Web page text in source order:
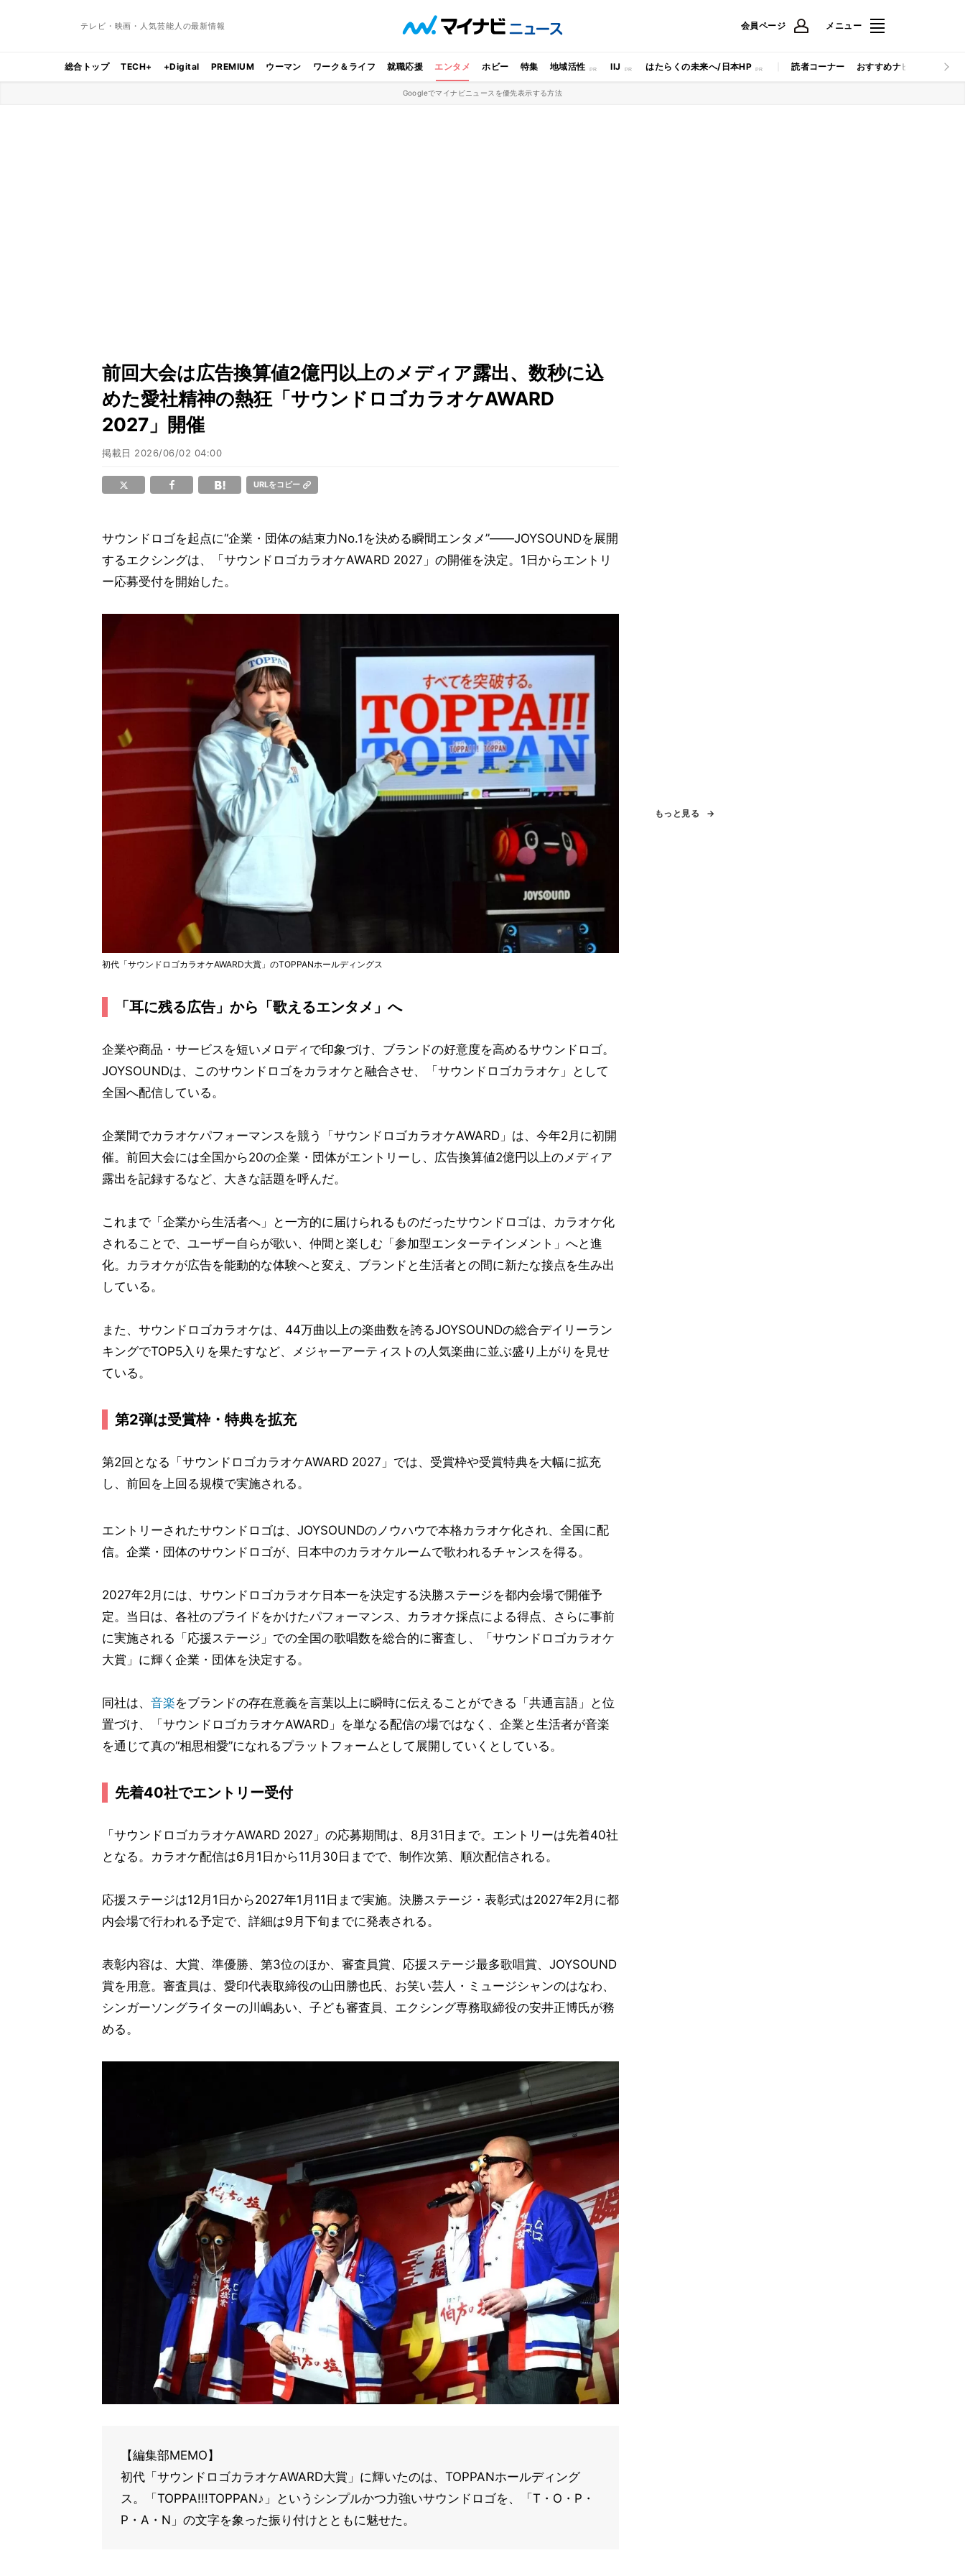
テレビ・映画・人気芸能人の最新情報 会員ページ メニュー
総合トップ TECH+ +Digital PREMIUM ウーマン ワーク＆ライフ 就職応援 エンタメ ホビー 特集 地域活性 IIJ はたらくの未来へ/日本HP 読者コーナー おすすめナビ マイナビ
Googleでマイナビニュースを優先表示する方法
前回大会は広告換算値2億円以上のメディア露出、数秒に込
めた愛社精神の熱狂「サウンドロゴカラオケAWARD
2027」開催
掲載日 2026/06/02 04:00
URLをコピー
サウンドロゴを起点に“企業・団体の結束力No.1を決める瞬間エンタメ”――JOYSOUNDを展開
するエクシングは、「サウンドロゴカラオケAWARD 2027」の開催を決定。1日からエントリ
ー応募受付を開始した。
初代「サウンドロゴカラオケAWARD大賞」のTOPPANホールディングス
「耳に残る広告」から「歌えるエンタメ」へ
企業や商品・サービスを短いメロディで印象づけ、ブランドの好意度を高めるサウンドロゴ。
JOYSOUNDは、このサウンドロゴをカラオケと融合させ、「サウンドロゴカラオケ」として
全国へ配信している。
企業間でカラオケパフォーマンスを競う「サウンドロゴカラオケAWARD」は、今年2月に初開
催。前回大会には全国から20の企業・団体がエントリーし、広告換算値2億円以上のメディア
露出を記録するなど、大きな話題を呼んだ。
これまで「企業から生活者へ」と一方的に届けられるものだったサウンドロゴは、カラオケ化
されることで、ユーザー自らが歌い、仲間と楽しむ「参加型エンターテインメント」へと進
化。カラオケが広告を能動的な体験へと変え、ブランドと生活者との間に新たな接点を生み出
している。
また、サウンドロゴカラオケは、44万曲以上の楽曲数を誇るJOYSOUNDの総合デイリーラン
キングでTOP5入りを果たすなど、メジャーアーティストの人気楽曲に並ぶ盛り上がりを見せ
ている。
第2弾は受賞枠・特典を拡充
第2回となる「サウンドロゴカラオケAWARD 2027」では、受賞枠や受賞特典を大幅に拡充
し、前回を上回る規模で実施される。
エントリーされたサウンドロゴは、JOYSOUNDのノウハウで本格カラオケ化され、全国に配
信。企業・団体のサウンドロゴが、日本中のカラオケルームで歌われるチャンスを得る。
2027年2月には、サウンドロゴカラオケ日本一を決定する決勝ステージを都内会場で開催予
定。当日は、各社のプライドをかけたパフォーマンス、カラオケ採点による得点、さらに事前
に実施される「応援ステージ」での全国の歌唱数を総合的に審査し、「サウンドロゴカラオケ
大賞」に輝く企業・団体を決定する。
同社は、 音楽をブランドの存在意義を言葉以上に瞬時に伝えることができる「共通言語」と位
置づけ、「サウンドロゴカラオケAWARD」を単なる配信の場ではなく、企業と生活者が音楽
を通じて真の“相思相愛”になれるプラットフォームとして展開していくとしている。
先着40社でエントリー受付
「サウンドロゴカラオケAWARD 2027」の応募期間は、8月31日まで。エントリーは先着40社
となる。カラオケ配信は6月1日から11月30日までで、制作次第、順次配信される。
応援ステージは12月1日から2027年1月11日まで実施。決勝ステージ・表彰式は2027年2月に都
内会場で行われる予定で、詳細は9月下旬までに発表される。
表彰内容は、大賞、準優勝、第3位のほか、審査員賞、応援ステージ最多歌唱賞、JOYSOUND
賞を用意。審査員は、愛印代表取締役の山田勝也氏、お笑い芸人・ミュージシャンのはなわ、
シンガーソングライターの川嶋あい、子ども審査員、エクシング専務取締役の安井正博氏が務
める。
【編集部MEMO】
初代「サウンドロゴカラオケAWARD大賞」に輝いたのは、TOPPANホールディング
ス。「TOPPA!!!TOPPAN♪」というシンプルかつ力強いサウンドロゴを、「T・O・P・
P・A・N」の文字を象った振り付けとともに魅せた。
もっと見る